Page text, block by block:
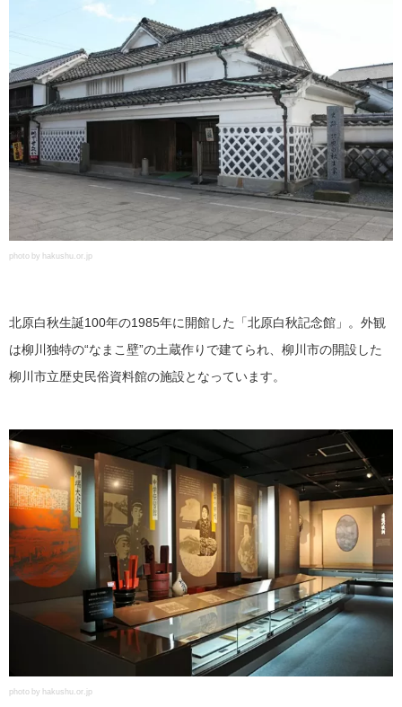
photo by hakushu.or.jp
北原白秋生誕100年の1985年に開館した「北原白秋記念館」。外観
は柳川独特の“なまこ壁”の土蔵作りで建てられ、柳川市の開設した
柳川市立歴史民俗資料館の施設となっています。
photo by hakushu.or.jp